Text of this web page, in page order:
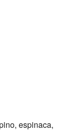
espinaca,